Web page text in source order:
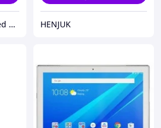
Интернет-магазин Red Storm HENJUK